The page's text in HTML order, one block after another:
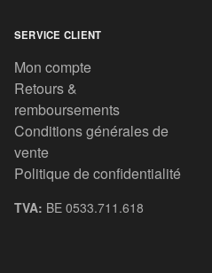
SERVICE CLIENT
Mon compte
Retours &
remboursements
Conditions générales de
vente
Politique de confidentialité
TVA: BE 0533.711.618